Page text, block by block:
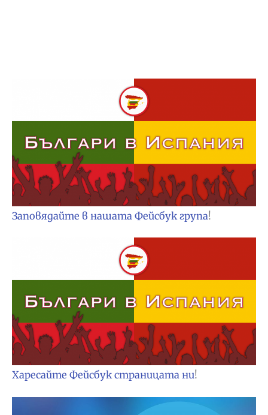
Заповядайте в нашата Фейсбук група!
Харесайте Фейсбук страницата ни!